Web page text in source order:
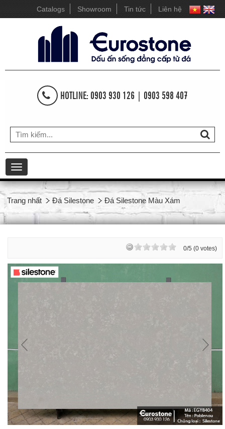
Catalogs Showroom Tin tức Liên hệ
HOTLINE: 0903 930 126 | 0903 598 407
Toggle
navigation
Trang nhất Đá Silestone Đá Silestone Màu Xám
0/5 (0 votes)